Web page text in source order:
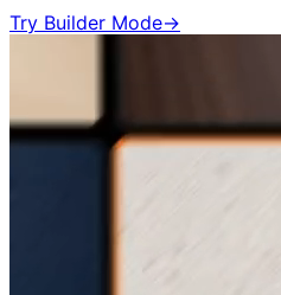
Try Builder Mode→